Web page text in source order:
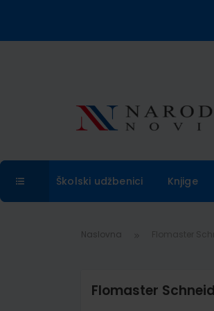
Školski udžbenici Knjige
Naslovna
Flomaster